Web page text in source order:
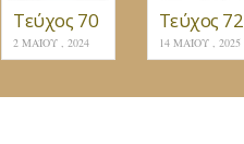
Τεύχος 70
2 ΜΑΪ́ΟΥ , 2024
Τεύχος 72
14 ΜΑΪ́ΟΥ , 2025